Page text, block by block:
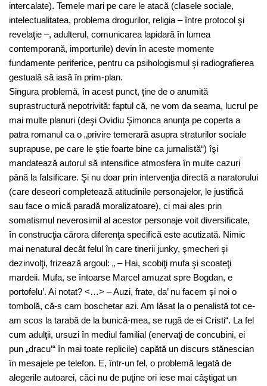
intercalate). Temele mari pe care le atacă (clasele sociale,
intelectualitatea, problema drogurilor, religia – între protocol şi
revelaţie –, adulterul, comunicarea lapidară în lumea
contemporană, importurile) devin în aceste momente
fundamente periferice, pentru ca psihologismul şi radiografierea
gestuală să iasă în prim-plan.
Singura problemă, în acest punct, ţine de o anumită
suprastructură nepotrivită: faptul că, ne vom da seama, lucrul pe
mai multe planuri (deşi Ovidiu Şimonca anunţa pe coperta a
patra romanul ca o „privire temerară asupra straturilor sociale
suprapuse, pe care le ştie foarte bine ca jurnalistă“) îşi
mandatează autorul să intensifice atmosfera în multe cazuri
până la falsificare. Şi nu doar prin intervenţia directă a naratorului
(care deseori completează atitudinile personajelor, le justifică
sau face o mică paradă moralizatoare), ci mai ales prin
somatismul neverosimil al acestor personaje voit diversificate,
în construcţia cărora diferenţa specifică este acutizată. Nimic
mai nenatural decât felul în care tinerii junky, şmecheri şi
dezinvolţi, frizează argoul: „ – Hai, scobiţi mufa şi scoateţi
mardeii. Mufa, se întoarse Marcel amuzat spre Bogdan, e
portofelu’. Ai notat? <…> – Auzi, frate, da’ nu facem şi noi o
tombolă, că-s cam boschetar azi. Am lăsat la o penalistă tot ce-
am scos la tarabă de la bunică-mea, se rugă de ei Cristi“. La fel
cum adulţii, ursuzi în mediul familial (enervaţi de concubini, ei
pun „dracu’“ în mai toate replicile) capătă un discurs stănescian
în mesajele pe telefon. E, într-un fel, o problemă legată de
alegerile autoarei, căci nu de puţine ori iese mai câştigat un